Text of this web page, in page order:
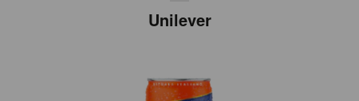
Unilever